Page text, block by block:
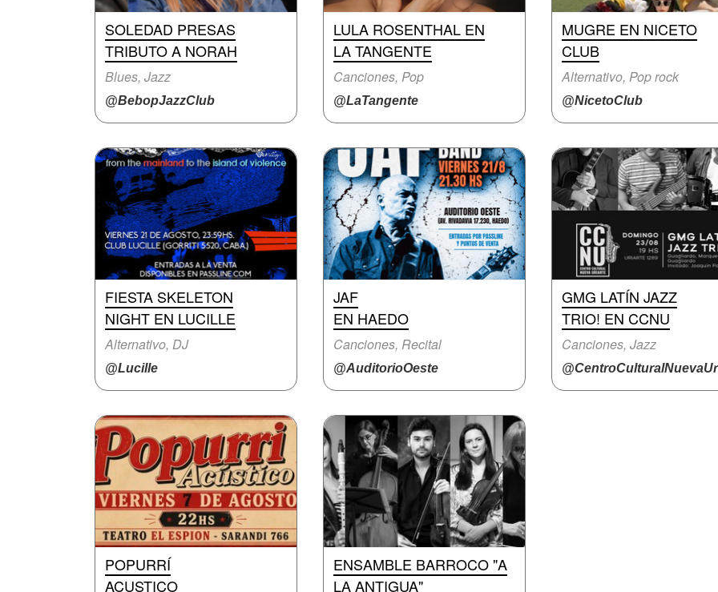
SOLEDAD PRESAS
TRIBUTO A NORAH
Blues, Jazz
@BebopJazzClub
LULA ROSENTHAL EN
LA TANGENTE
Canciones, Pop
@LaTangente
MUGRE EN NICETO
CLUB
Alternativo, Pop rock
@NicetoClub
FIESTA SKELETON
NIGHT EN LUCILLE
Alternativo, DJ
@Lucille
JAF
EN HAEDO
Canciones, Recital
@AuditorioOeste
GMG LATÍN JAZZ
TRIO! EN CCNU
Canciones, Jazz
POPURRÍ
ACUSTICO
ENSAMBLE BARROCO "A
LA ANTIGUA"